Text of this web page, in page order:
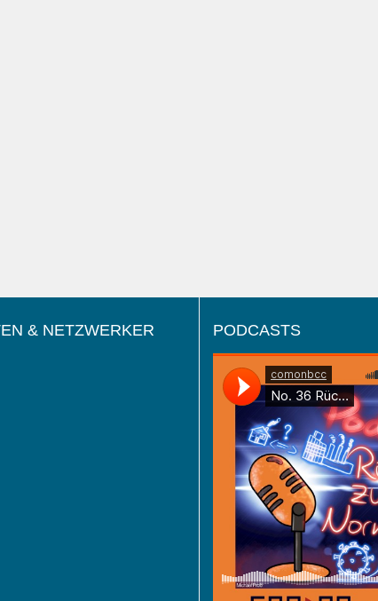
& NETZWERKER PODCASTS